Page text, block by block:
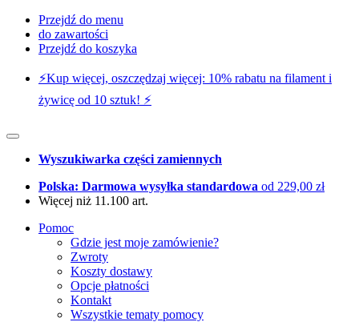
Przejdź do menu
do zawartości
Przejdź do koszyka
⚡️Kup więcej, oszczędzaj więcej: 10% rabatu na filament i
żywicę od 10 sztuk! ⚡️
Wyszukiwarka części zamiennych
Polska: Darmowa wysyłka standardowa od 229,00 zł
Więcej niż 11.100 art.
Pomoc
Gdzie jest moje zamówienie?
Zwroty
Koszty dostawy
Opcje płatności
Kontakt
Wszystkie tematy pomocy